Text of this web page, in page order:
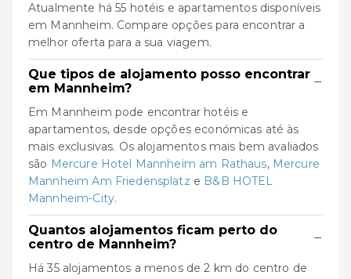
Atualmente há 55 hotéis e apartamentos disponíveis
em Mannheim. Compare opções para encontrar a
melhor oferta para a sua viagem.
Que tipos de alojamento posso encontrar
em Mannheim?
−
Em Mannheim pode encontrar hotéis e
apartamentos, desde opções económicas até às
mais exclusivas. Os alojamentos mais bem avaliados
são Mercure Hotel Mannheim am Rathaus, Mercure
Mannheim Am Friedensplatz e B&B HOTEL
Mannheim-City.
Quantos alojamentos ficam perto do
centro de Mannheim?
−
Há 35 alojamentos a menos de 2 km do centro de